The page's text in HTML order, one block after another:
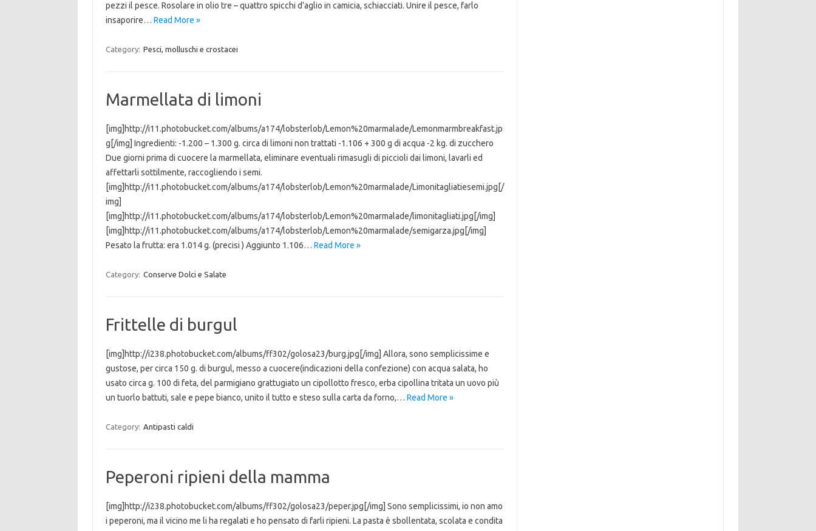
pezzi il pesce. Rosolare in olio tre – quattro spicchi d’aglio in camicia, schiacciati. Unire il pesce, farlo
insaporire… Read More »
Category: Pesci, molluschi e crostacei
Marmellata di limoni
[img]http://i11.photobucket.com/albums/a174/lobsterlob/Lemon%20marmalade/Lemonmarmbreakfast.jp
g[/img] Ingredienti: -1.200 – 1.300 g. circa di limoni non trattati -1.106 + 300 g di acqua -2 kg. di zucchero
Due giorni prima di cuocere la marmellata, eliminare eventuali rimasugli di piccioli dai limoni, lavarli ed
affettarli sottilmente, raccogliendo i semi.
[img]http://i11.photobucket.com/albums/a174/lobsterlob/Lemon%20marmalade/Limonitagliatiesemi.jpg[/
img]
[img]http://i11.photobucket.com/albums/a174/lobsterlob/Lemon%20marmalade/limonitagliati.jpg[/img]
[img]http://i11.photobucket.com/albums/a174/lobsterlob/Lemon%20marmalade/semigarza.jpg[/img]
Pesato la frutta: era 1.014 g. (precisi ) Aggiunto 1.106… Read More »
Category: Conserve Dolci e Salate
Frittelle di burgul
[img]http://i238.photobucket.com/albums/ff302/golosa23/burg.jpg[/img] Allora, sono semplicissime e
gustose, per circa 150 g. di burgul, messo a cuocere(indicazioni della confezione) con acqua salata, ho
usato circa g. 100 di feta, del parmigiano grattugiato un cipollotto fresco, erba cipollina tritata un uovo più
un tuorlo battuti, sale e pepe bianco, unito il tutto e steso sulla carta da forno,… Read More »
Category: Antipasti caldi
Peperoni ripieni della mamma
[img]http://i238.photobucket.com/albums/ff302/golosa23/peper.jpg[/img] Sono semplicissimi, io non amo
i peperoni, ma il vicino me li ha regalati e ho pensato di farli ripieni. La pasta è sbollentata, scolata e condita